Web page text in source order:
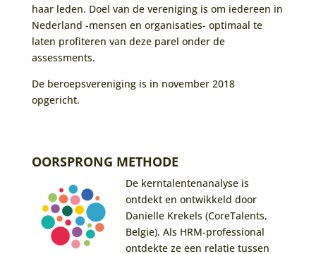
haar leden. Doel van de vereniging is om iedereen in
Nederland -mensen en organisaties- optimaal te
laten profiteren van deze parel onder de
assessments.
De beroepsvereniging is in november 2018
opgericht.
OORSPRONG METHODE
De kerntalentenanalyse is
ontdekt en ontwikkeld door
Danielle Krekels (CoreTalents,
Belgie). Als HRM-professional
ontdekte ze een relatie tussen